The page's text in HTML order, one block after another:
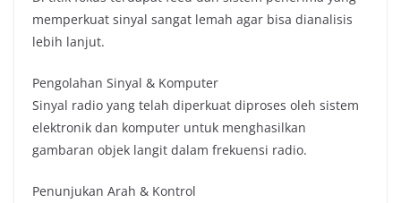
memperkuat sinyal sangat lemah agar bisa dianalisis
lebih lanjut.
Pengolahan Sinyal & Komputer
Sinyal radio yang telah diperkuat diproses oleh sistem
elektronik dan komputer untuk menghasilkan
gambaran objek langit dalam frekuensi radio.
Penunjukan Arah & Kontrol